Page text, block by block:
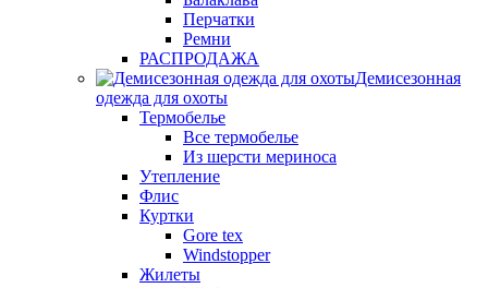
Перчатки
Ремни
РАСПРОДАЖА
Демисезонная
одежда для охоты
Термобелье
Все термобелье
Из шерсти мериноса
Утепление
Флис
Куртки
Gore tex
Windstopper
Жилеты